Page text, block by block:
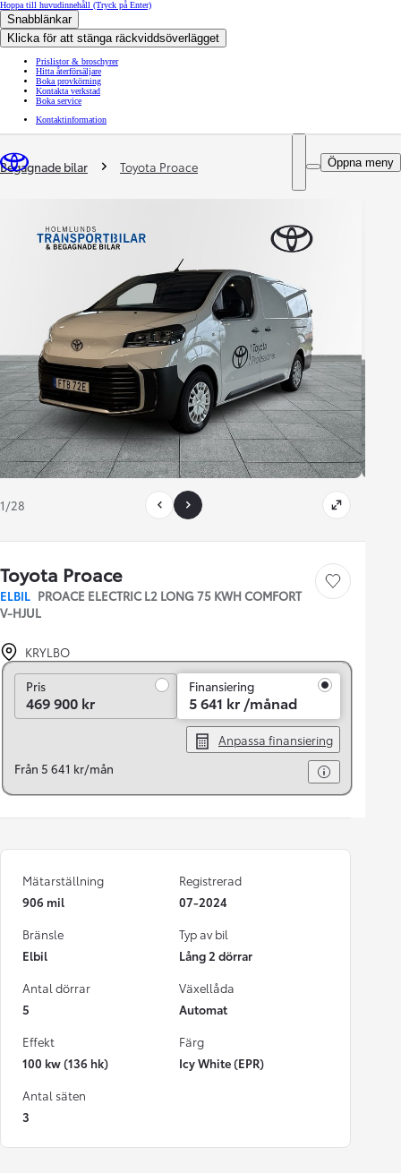
Hoppa till huvudinnehåll (Tryck på Enter)
Snabblänkar
Klicka för att stänga räckviddsöverlägget
Prislistor & broschyrer
Hitta återförsäljare
Boka provkörning
Kontakta verkstad
Boka service
Kontaktinformation
Öppna meny
You are here
Begagnade bilar Toyota Proace
1/28
Toyota Proace
ELBIL PROACE ELECTRIC L2 LONG 75 KWH COMFORT
V-HJUL
Save car
KRYLBO
PrisPris
469 900 kr
Finansiering
5 641 kr /månad
Anpassa finansiering
Från 5 641 kr/mån
Mätarställning
906 mil
Registrerad
07-2024
Bränsle
Elbil
Typ av bil
Lång 2 dörrar
Antal dörrar
5
Växellåda
Automat
Effekt
100 kw (136 hk)
Färg
Icy White (EPR)
Antal säten
3